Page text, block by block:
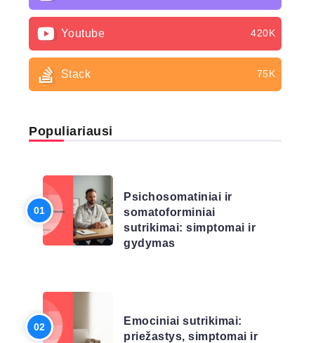
Youtube 420K
Stack 75K
Populiariausi
Psichosomatiniai ir
somatoforminiai
sutrikimai: simptomai ir
gydymas
Emociniai sutrikimai:
priežastys, simptomai ir